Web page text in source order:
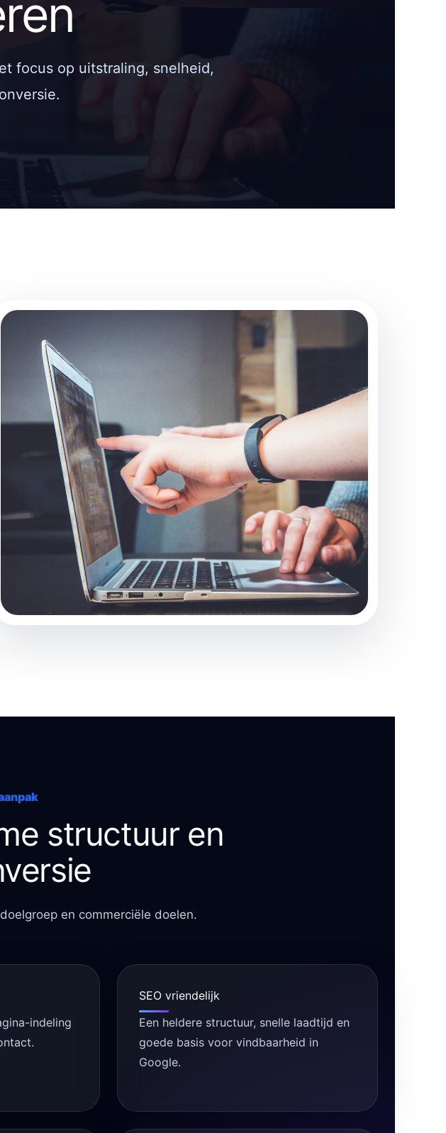
focus op uitstraling, snelheid,
structuur en
en commerciële doelen.
indeling
SEO vriendelijk
Een heldere structuur, snelle laadtijd en
goede basis voor vindbaarheid in
Google.